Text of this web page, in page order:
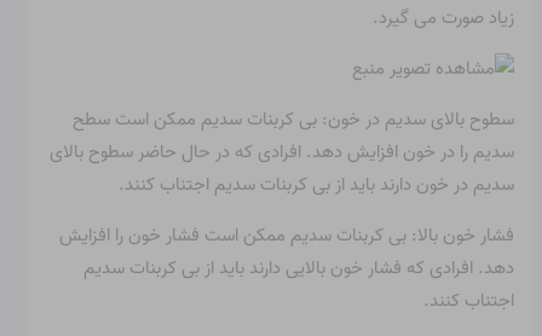
زیاد صورت می گیرد.
سطوح بالای سدیم در خون: بی کربنات سدیم ممکن است سطح
سدیم را در خون افزایش دهد. افرادی که در حال حاضر سطوح بالای
سدیم در خون دارند باید از بی کربنات سدیم اجتناب کنند.
فشار خون بالا: بی کربنات سدیم ممکن است فشار خون را افزایش
دهد. افرادی که فشار خون بالایی دارند باید از بی کربنات سدیم
اجتناب کنند.